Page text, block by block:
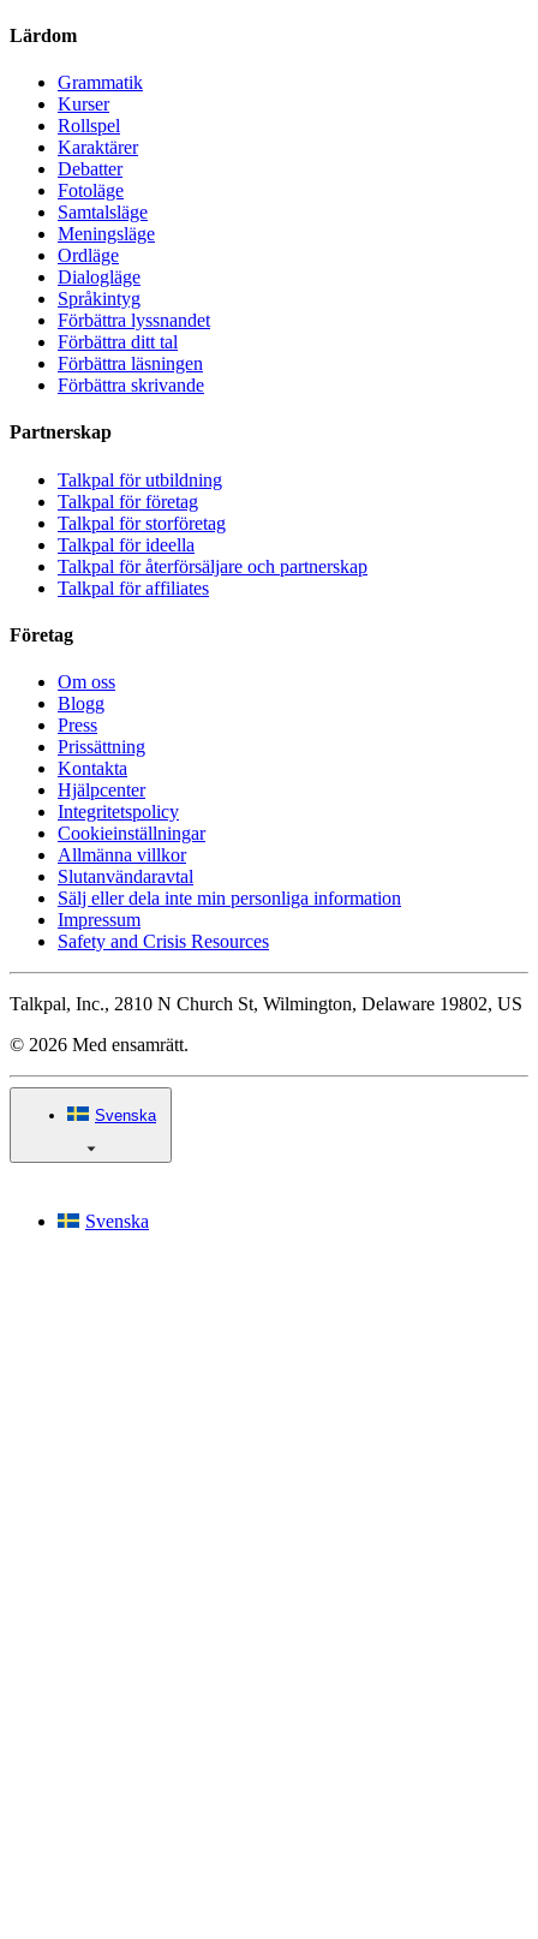
Lärdom
Grammatik
Kurser
Rollspel
Karaktärer
Debatter
Fotoläge
Samtalsläge
Meningsläge
Ordläge
Dialogläge
Språkintyg
Förbättra lyssnandet
Förbättra ditt tal
Förbättra läsningen
Förbättra skrivande
Partnerskap
Talkpal för utbildning
Talkpal för företag
Talkpal för storföretag
Talkpal för ideella
Talkpal för återförsäljare och partnerskap
Talkpal för affiliates
Företag
Om oss
Blogg
Press
Prissättning
Kontakta
Hjälpcenter
Integritetspolicy
Cookieinställningar
Allmänna villkor
Slutanvändaravtal
Sälj eller dela inte min personliga information
Impressum
Safety and Crisis Resources
Talkpal, Inc., 2810 N Church St, Wilmington, Delaware 19802, US
© 2026 Med ensamrätt.
Svenska
Svenska